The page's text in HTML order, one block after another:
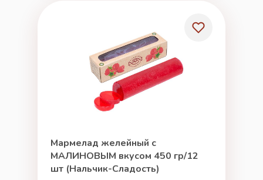
Мармелад желейный с
МАЛИНОВЫМ вкусом 450 гр/12
шт (Нальчик-Сладость)